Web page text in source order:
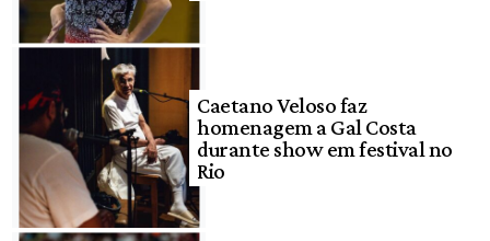
Caetano Veloso faz
homenagem a Gal Costa
durante show em festival no
Rio